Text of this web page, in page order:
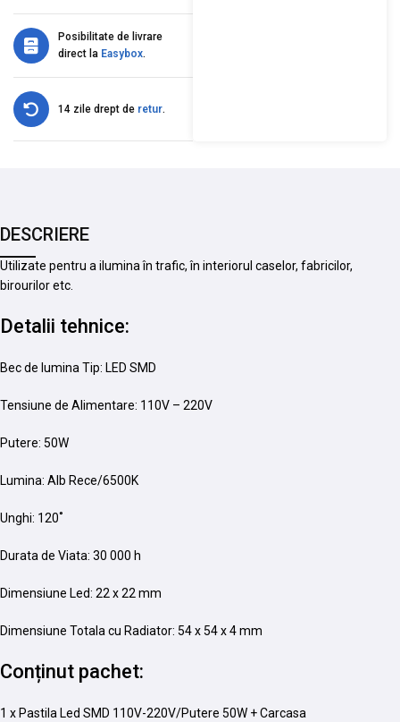
Posibilitate de livrare
direct la Easybox.
14 zile drept de retur.
DESCRIERE
Utilizate pentru a ilumina în trafic, în interiorul caselor, fabricilor,
birourilor etc.
Detalii tehnice:
Bec de lumina Tip: LED SMD
Tensiune de Alimentare: 110V – 220V
Putere: 50W
Lumina: Alb Rece/6500K
Unghi: 120˚
Durata de Viata: 30 000 h
Dimensiune Led: 22 x 22 mm
Dimensiune Totala cu Radiator: 54 x 54 x 4 mm
Conținut pachet:
1 x Pastila Led SMD 110V-220V/Putere 50W + Carcasa